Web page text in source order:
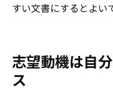
すい文書にするとよい
志望動機は自
ス